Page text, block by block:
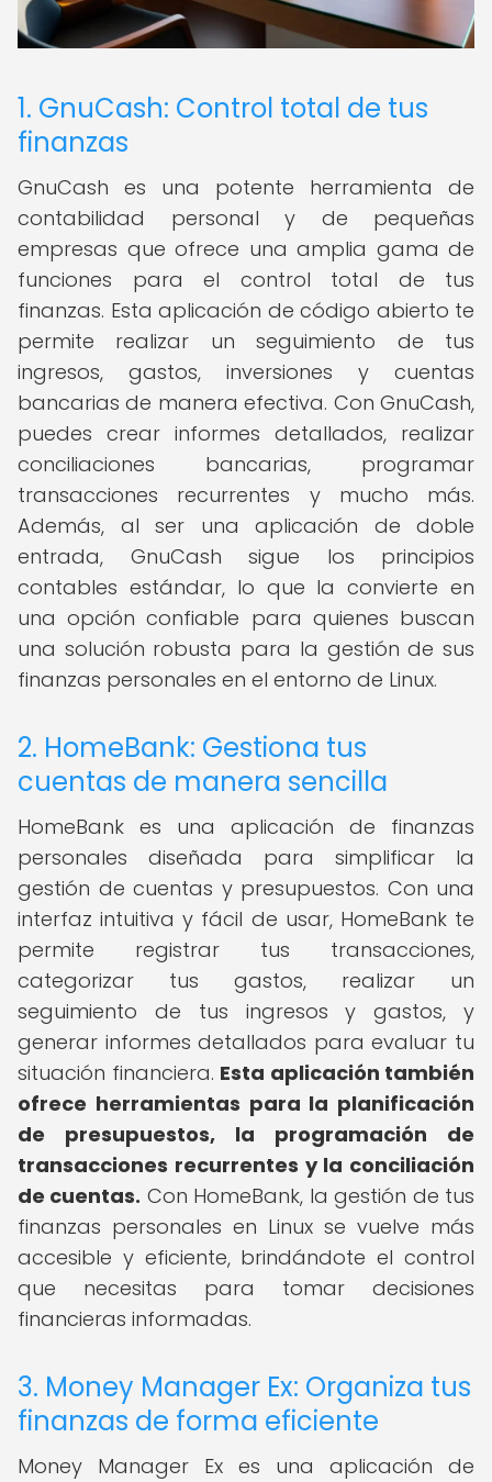
1. GnuCash: Control total de tus
finanzas
GnuCash es una potente herramienta de
contabilidad personal y de pequeñas
empresas que ofrece una amplia gama de
funciones para el control total de tus
finanzas. Esta aplicación de código abierto te
permite realizar un seguimiento de tus
ingresos, gastos, inversiones y cuentas
bancarias de manera efectiva. Con GnuCash,
puedes crear informes detallados, realizar
conciliaciones bancarias, programar
transacciones recurrentes y mucho más.
Además, al ser una aplicación de doble
entrada, GnuCash sigue los principios
contables estándar, lo que la convierte en
una opción confiable para quienes buscan
una solución robusta para la gestión de sus
finanzas personales en el entorno de Linux.
2. HomeBank: Gestiona tus
cuentas de manera sencilla
HomeBank es una aplicación de finanzas
personales diseñada para simplificar la
gestión de cuentas y presupuestos. Con una
interfaz intuitiva y fácil de usar, HomeBank te
permite registrar tus transacciones,
categorizar tus gastos, realizar un
seguimiento de tus ingresos y gastos, y
generar informes detallados para evaluar tu
situación financiera. Esta aplicación también
ofrece herramientas para la planificación
de presupuestos, la programación de
transacciones recurrentes y la conciliación
de cuentas. Con HomeBank, la gestión de tus
finanzas personales en Linux se vuelve más
accesible y eficiente, brindándote el control
que necesitas para tomar decisiones
financieras informadas.
3. Money Manager Ex: Organiza tus
finanzas de forma eficiente
Money Manager Ex es una aplicación de